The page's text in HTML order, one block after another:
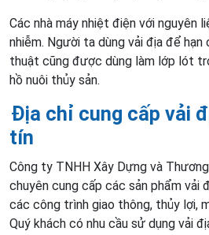
Các nhà máy nhiệt điện với nguyên
nhiễm. Người ta dùng vải địa để hạn
thuật cũng được dùng làm lớp lót
hồ nuôi thủy sản.
Địa chỉ cung cấp vải
tín
Công ty TNHH Xây Dựng và
chuyên cung cấp các sản phẩm vải
các công trình giao thông, thủy lợi,
Quý khách có nhu cầu sử dụng vải